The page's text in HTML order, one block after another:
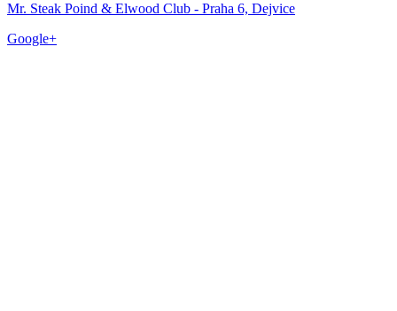
Mr. Steak Poind & Elwood Club - Praha 6, Dejvice
Google+